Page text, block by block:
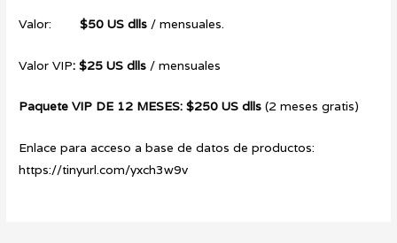
Valor:$50 US dlls / mensuales.
Valor VIP: $25 US dlls / mensuales
Paquete VIP DE 12 MESES: $250 US dlls (2 meses gratis)
Enlace para acceso a base de datos de productos:
https://tinyurl.com/yxch3w9v